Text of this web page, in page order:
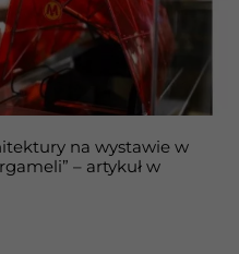
na wystawie w
– artykuł w